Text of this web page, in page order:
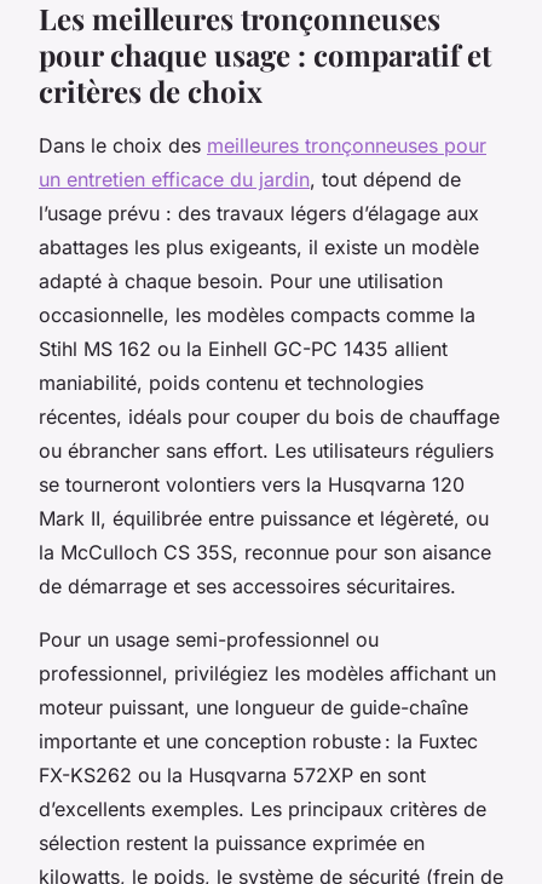
Les meilleures tronçonneuses
pour chaque usage : comparatif et
critères de choix
Dans le choix des meilleures tronçonneuses pour
un entretien efficace du jardin, tout dépend de
l’usage prévu : des travaux légers d’élagage aux
abattages les plus exigeants, il existe un modèle
adapté à chaque besoin. Pour une utilisation
occasionnelle, les modèles compacts comme la
Stihl MS 162 ou la Einhell GC-PC 1435 allient
maniabilité, poids contenu et technologies
récentes, idéals pour couper du bois de chauffage
ou ébrancher sans effort. Les utilisateurs réguliers
se tourneront volontiers vers la Husqvarna 120
Mark II, équilibrée entre puissance et légèreté, ou
la McCulloch CS 35S, reconnue pour son aisance
de démarrage et ses accessoires sécuritaires.
Pour un usage semi-professionnel ou
professionnel, privilégiez les modèles affichant un
moteur puissant, une longueur de guide-chaîne
importante et une conception robuste : la Fuxtec
FX-KS262 ou la Husqvarna 572XP en sont
d’excellents exemples. Les principaux critères de
sélection restent la puissance exprimée en
kilowatts, le poids, le système de sécurité (frein de